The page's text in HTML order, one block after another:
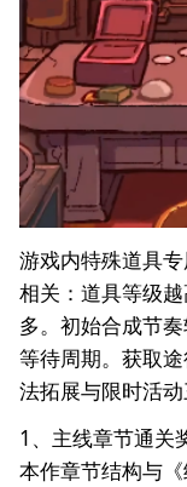
游戏内特殊道具
相关：道具等级
多。初始合成节
等待周期。获取
法拓展与限时活动
1、主线章节通
本作章节结构与